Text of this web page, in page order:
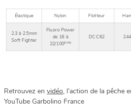
Élastique Nylon Flotteur
2.3 à 2.5mm
Soft Fighter
Fluoro Power
de 18 à
22/100ème
DC C62
Retrouvez en vidéo, l’action de la pêche
YouTube Garbolino France